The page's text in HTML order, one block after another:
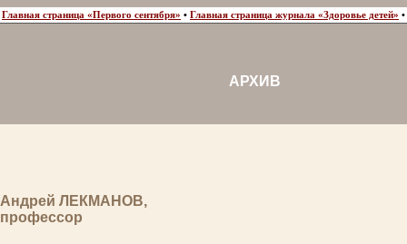
Главная страница «Первого сентября» • Главная страница журнала «Здоровье детей» •
АРХИВ
Андрей ЛЕКМАНОВ,
профессор